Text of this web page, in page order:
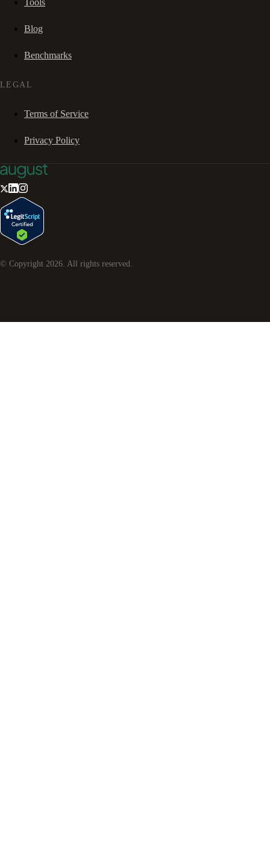
Blog
Benchmarks
LEGAL
Terms of Service
Privacy Policy
© Copyright 2026. All rights reserved.